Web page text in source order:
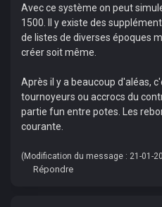
Avec ce système on peut
1500. Il y existe des
de listes de diverses époques
créer soit même.
Après il y a beaucoup d'aléas,
tournoyeurs ou accrocs du
partie fun entre potes. Les
courante.
(Modification du message : 21-01-
Répondre